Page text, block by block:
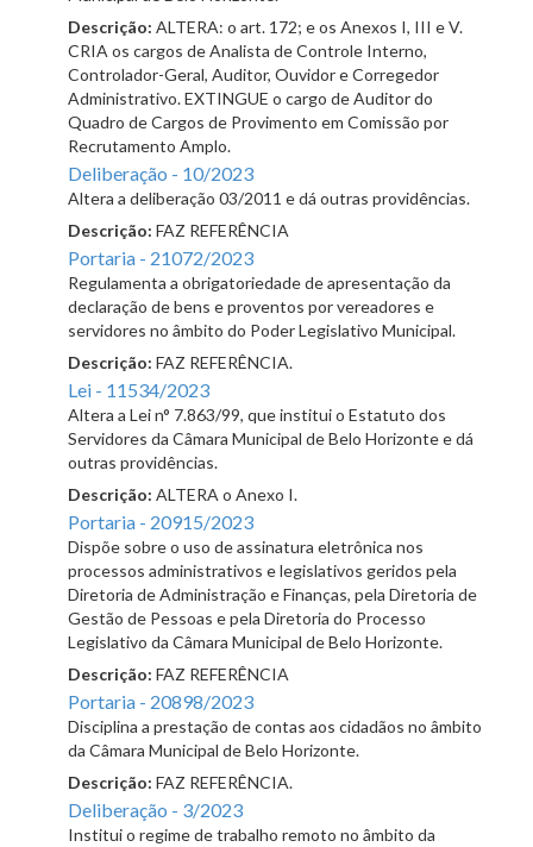
Descrição: ALTERA: o art. 172; e os Anexos I, III e V.
CRIA os cargos de Analista de Controle Interno,
Controlador-Geral, Auditor, Ouvidor e Corregedor
Administrativo. EXTINGUE o cargo de Auditor do
Quadro de Cargos de Provimento em Comissão por
Recrutamento Amplo.
Deliberação - 10/2023
Altera a deliberação 03/2011 e dá outras providências.
Descrição: FAZ REFERÊNCIA
Portaria - 21072/2023
Regulamenta a obrigatoriedade de apresentação da
declaração de bens e proventos por vereadores e
servidores no âmbito do Poder Legislativo Municipal.
Descrição: FAZ REFERÊNCIA.
Lei - 11534/2023
Altera a Lei n° 7.863/99, que institui o Estatuto dos
Servidores da Câmara Municipal de Belo Horizonte e dá
outras providências.
Descrição: ALTERA o Anexo I.
Portaria - 20915/2023
Dispõe sobre o uso de assinatura eletrônica nos
processos administrativos e legislativos geridos pela
Diretoria de Administração e Finanças, pela Diretoria de
Gestão de Pessoas e pela Diretoria do Processo
Legislativo da Câmara Municipal de Belo Horizonte.
Descrição: FAZ REFERÊNCIA
Portaria - 20898/2023
Disciplina a prestação de contas aos cidadãos no âmbito
da Câmara Municipal de Belo Horizonte.
Descrição: FAZ REFERÊNCIA.
Deliberação - 3/2023
Institui o regime de trabalho remoto no âmbito da